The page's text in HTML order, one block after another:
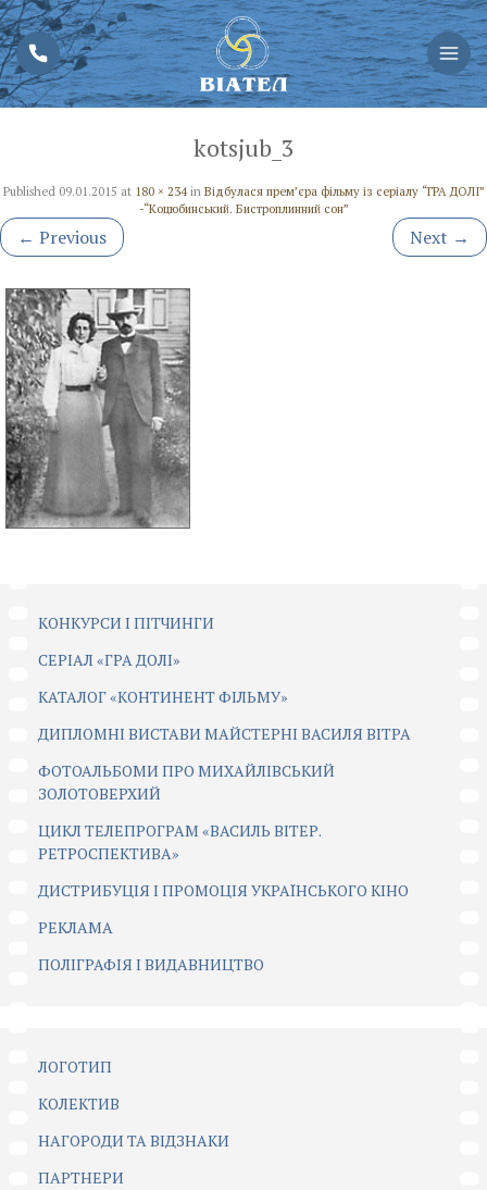
kotsjub_3
Published 09.01.2015 at 180 × 234in Відбулася прем’єра фільму із серіалу “ГРА ДОЛІ”
-“Коцюбинський. Бистроплинний сон”
← Previous Next →
КОНКУРСИ І ПІТЧИНГИ
CЕРІАЛ «ГРА ДОЛІ»
КАТАЛОГ «КОНТИНЕНТ ФІЛЬМУ»
ДИПЛОМНІ ВИСТАВИ МАЙСТЕРНІ ВАСИЛЯ ВІТРА
ФОТОАЛЬБОМИ ПРО МИХАЙЛІВСЬКИЙ
ЗОЛОТОВЕРХИЙ
ЦИКЛ ТЕЛЕПРОГРАМ «ВАСИЛЬ ВІТЕР.
РЕТРОСПЕКТИВА»
ДИСТРИБУЦІЯ І ПРОМОЦІЯ УКРАЇНСЬКОГО КІНО
РЕКЛАМА
ПОЛІГРАФІЯ І ВИДАВНИЦТВО
ЛОГОТИП
КОЛЕКТИВ
НАГОРОДИ ТА ВІДЗНАКИ
ПАРТНЕРИ